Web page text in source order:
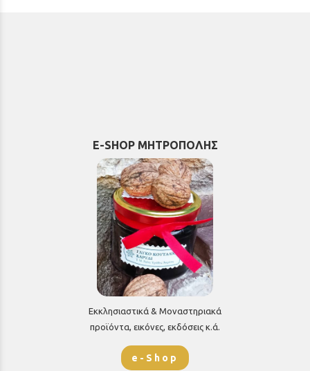
E-SHOP ΜΗΤΡΟΠΟΛΗΣ
Εκκλησιαστικά & Μοναστηριακά
προϊόντα, εικόνες, εκδόσεις κ.ά.
e-Shop